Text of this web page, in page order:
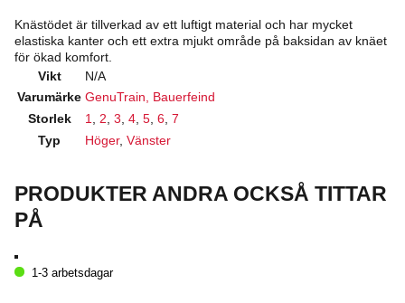
Knästödet är tillverkad av ett luftigt material och har mycket
elastiska kanter och ett extra mjukt område på baksidan av knäet
för ökad komfort.
Vikt
N/A
Varumärke GenuTrain, Bauerfeind
Storlek
1 2 3 4 5 6 7
Typ
Höger, Vänster
PRODUKTER ANDRA OCKSÅ TITTAR
PÅ
1-3 arbetsdagar